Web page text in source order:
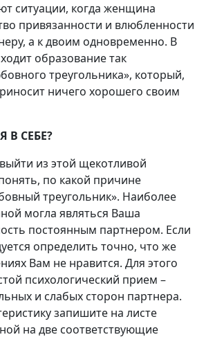
ситуации, когда женщина
привязанности и влюбленности
а к двоим одновременно. В
образование так
треугольника», который,
ничего хорошего своим
В СЕБЕ?
из этой щекотливой
по какой причине
треугольник». Наиболее
могла являться Ваша
постоянным партнером. Если
определить точно, что же
Вам не нравится. Для этого
психологический прием –
и слабых сторон партнера.
запишите на листе
на две соответствующие